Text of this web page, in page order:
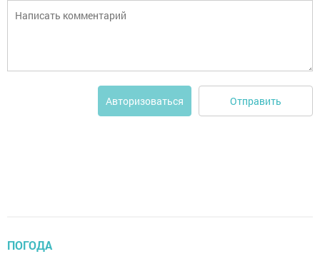
Авторизоваться Отправить
ПОГОДА